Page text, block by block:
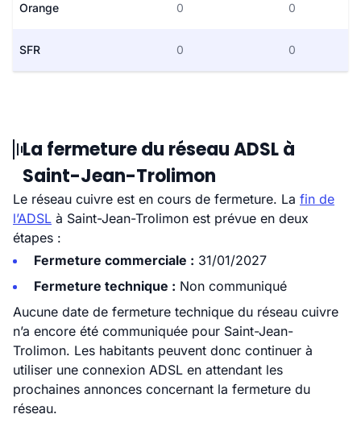
Orange 0 0
SFR 0 0
La fermeture du réseau ADSL à
Saint-Jean-Trolimon
Le réseau cuivre est en cours de fermeture. La fin de
l’ADSL à Saint-Jean-Trolimon est prévue en deux
étapes :
Fermeture commerciale : 31/01/2027
Fermeture technique : Non communiqué
Aucune date de fermeture technique du réseau cuivre
n’a encore été communiquée pour Saint-Jean-
Trolimon. Les habitants peuvent donc continuer à
utiliser une connexion ADSL en attendant les
prochaines annonces concernant la fermeture du
réseau.